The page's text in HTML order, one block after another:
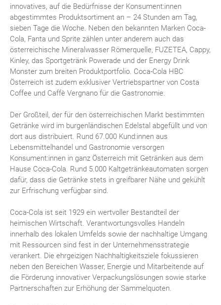
innovatives, auf die Bedürfnisse der Konsument:innen
abgestimmtes Produktsortiment an – 24 Stunden am Tag,
sieben Tage die Woche. Neben den bekannten Marken Coca-
Cola, Fanta und Sprite zählen unter anderem auch das
österreichische Mineralwasser Römerquelle, FUZETEA, Cappy,
Kinley, das Sportgetränk Powerade und der Energy Drink
Monster zum breiten Produktportfolio. Coca-Cola HBC
Österreich ist zudem exklusiver Vertriebspartner von Costa
Coffee und Caffè Vergnano für die Gastronomie.
Der Großteil, der für den österreichischen Markt bestimmten
Getränke wird im burgenländischen Edelstal abgefüllt und von
dort aus distribuiert. Rund 67.000 Kund:innen aus
Lebensmittelhandel und Gastronomie versorgen
Konsument:innen in ganz Österreich mit Getränken aus dem
Hause Coca-Cola. Rund 5.000 Kaltgetränkeautomaten sorgen
dafür, dass die Getränke stets in greifbarer Nähe und gekühlt
zur Erfrischung verfügbar sind.
Coca-Cola ist seit 1929 ein wertvoller Bestandteil der
heimischen Wirtschaft. Verantwortungsvolles Handeln
innerhalb des lokalen Umfelds sowie der nachhaltige Umgang
mit Ressourcen sind fest in der Unternehmensstrategie
verankert. Die ehrgeizigen Nachhaltigkeitsziele fokussieren
neben den Bereichen Wasser, Energie und Mitarbeitende auf
die Förderung innovativer Verpackungslösungen sowie starke
Partnerschaften zur Erhöhung der Sammelquoten.